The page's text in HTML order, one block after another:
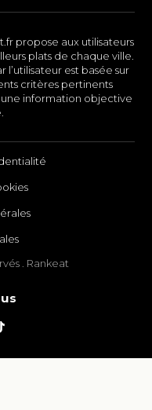
propose aux utilisateurs
plats de chaque ville.
est basée sur
critères pertinents
information objective
. Rankeat